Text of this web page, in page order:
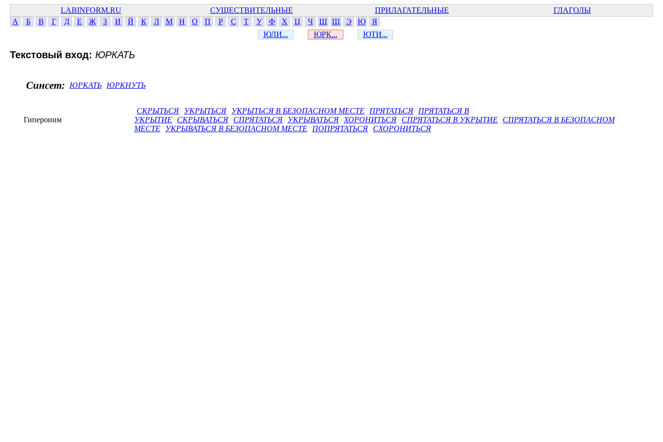
LABINFORM.RU СУЩЕСТВИТЕЛЬНЫЕ ПРИЛАГАТЕЛЬНЫЕ
ГЛАГОЛЫ
А
Б В Г Д Е Ж З И Й К Л М Н О П Р С Т У Ф Х Ц Ч Ш Щ Э Ю
Я
ЮЛИ...
ЮРК... ЮТИ...
Текстовый вход: ЮРКАТЬ
Синсет: ЮРКАТЬ ЮРКНУТЬ
Гипероним
СКРЫТЬСЯ УКРЫТЬСЯ УКРЫТЬСЯ В БЕЗОПАСНОМ МЕСТЕ ПРЯТАТЬСЯ
ПРЯТАТЬСЯ В
УКРЫТИЕ
СКРЫВАТЬСЯ СПРЯТАТЬСЯ УКРЫВАТЬСЯ ХОРОНИТЬСЯ СПРЯТАТЬСЯ В УКРЫТИЕ
СПРЯТАТЬСЯ В БЕЗОПАСНОМ
МЕСТЕ
УКРЫВАТЬСЯ В БЕЗОПАСНОМ МЕСТЕ ПОПРЯТАТЬСЯ СХОРОНИТЬСЯ